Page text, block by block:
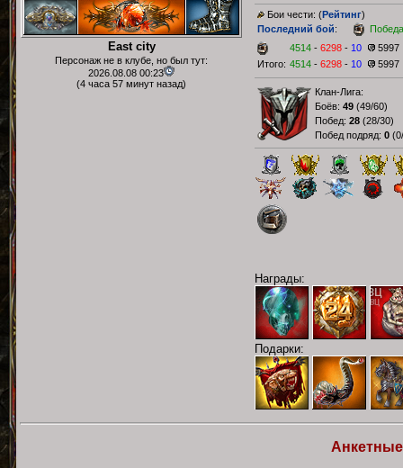
East city
Персонаж не в клубе, но был тут:
2026.08.08 00:23
(4 часа 57 минут назад)
Бои чести: (Рейтинг)
Последний бой:
Победа
4514 - 6298 - 10
5997
Итого: 4514 - 6298 - 10 5997
Клан-Лига:
Боёв: 49 (49/60)
Побед: 28 (28/30)
Побед подряд: 0 (
Награды:
Подарки: